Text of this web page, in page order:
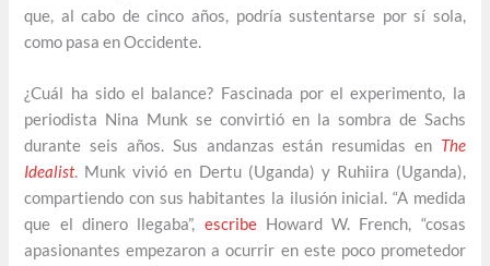
que, al cabo de cinco años, podría sustentarse por sí sola,
como pasa en Occidente.
¿Cuál ha sido el balance? Fascinada por el experimento, la
periodista Nina Munk se convirtió en la sombra de Sachs
durante seis años. Sus andanzas están resumidas en The
Idealist. Munk vivió en Dertu (Uganda) y Ruhiira (Uganda),
compartiendo con sus habitantes la ilusión inicial. “A medida
que el dinero llegaba”, escribeHoward W. French, “cosas
apasionantes empezaron a ocurrir en este poco prometedor